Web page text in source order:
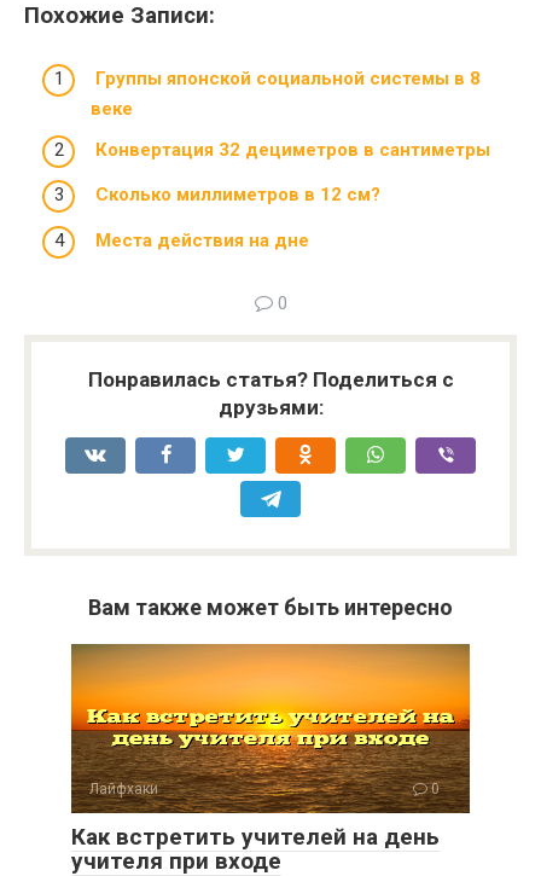
Похожие Записи:
Группы японской социальной системы в 8
веке
Конвертация 32 дециметров в сантиметры
Сколько миллиметров в 12 см?
Места действия на дне
0
Понравилась статья? Поделиться с
друзьями:
Вам также может быть интересно
Лайфхаки 0
Как встретить учителей на день
учителя при входе